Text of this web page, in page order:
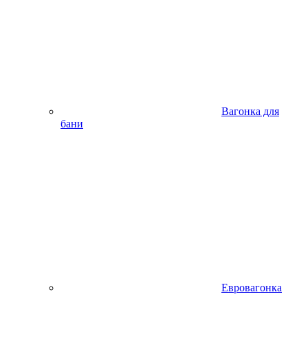
Вагонка для
бани
Евровагонка